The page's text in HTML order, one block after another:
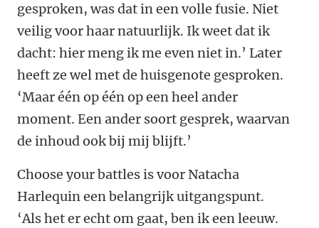
gesproken, was dat in een volle fusie. Niet
veilig voor haar natuurlijk. Ik weet dat ik
dacht: hier meng ik me even niet in.’ Later
heeft ze wel met de huisgenote gesproken.
‘Maar één op één op een heel ander
moment. Een ander soort gesprek, waarvan
de inhoud ook bij mij blijft.’
Choose your battles is voor Natacha
Harlequin een belangrijk uitgangspunt.
‘Als het er echt om gaat, ben ik een leeuw.